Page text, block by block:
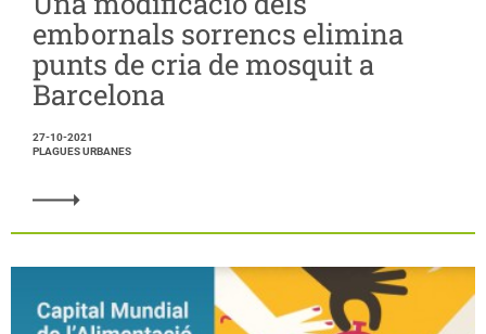
embornals sorrencs elimina
punts de cria de mosquit a
Barcelona
27-10-2021
PLAGUES URBANES